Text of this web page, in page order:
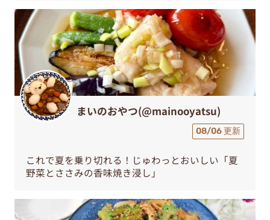
まいのおやつ(@mainooyatsu)
08/06 更新
これで夏を乗り切れる！じゅわっとおいしい「夏
野菜とささみの香味焼き浸し」